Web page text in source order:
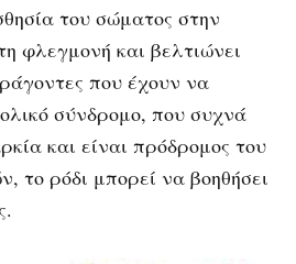
του σώματος στην
φλεγμονή και βελτιώνει
που έχουν να
σύνδρομο, που συχνά
και είναι πρόδρομος του
το ρόδι μπορεί να βοηθήσει